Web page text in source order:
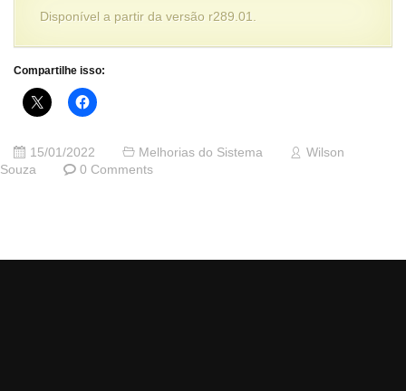
Disponível a partir da versão r289.01.
Compartilhe isso:
15/01/2022 Melhorias do Sistema
Wilson
Souza
0 Comments